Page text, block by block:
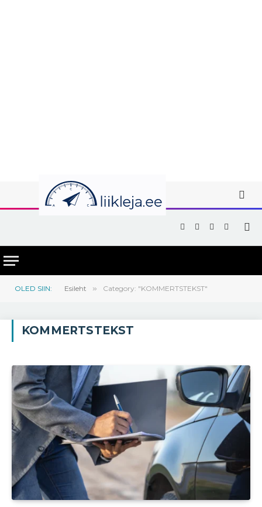
Facebook
X
(Twitter)
Instagram
YouTube
OLED SIIN: Esileht » Category: "KOMMERTSTEKST"
KOMMERTSTEKST